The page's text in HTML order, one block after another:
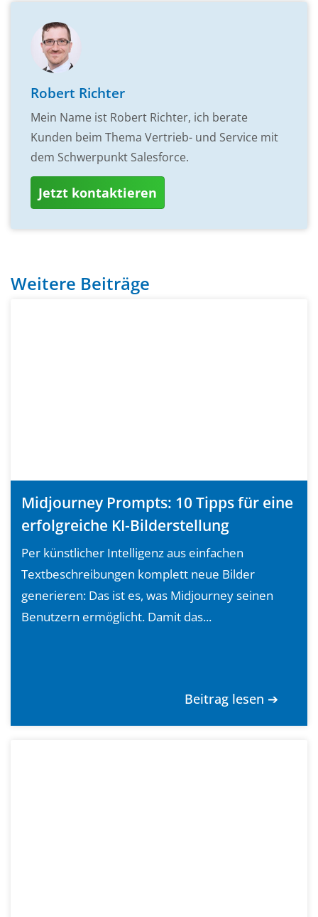
Robert Richter
Mein Name ist Robert Richter, ich berate
Kunden beim Thema Vertrieb- und Service mit
dem Schwerpunkt Salesforce.
Jetzt kontaktieren
Weitere Beiträge
Midjourney Prompts: 10 Tipps für eine
erfolgreiche KI-Bilderstellung
Per künstlicher Intelligenz aus einfachen
Textbeschreibungen komplett neue Bilder
generieren: Das ist es, was Midjourney seinen
Benutzern ermöglicht. Damit das...
Beitrag lesen ➔